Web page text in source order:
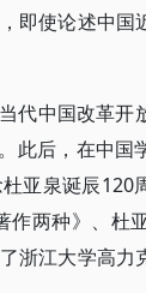
即使论述中国
代中国改革开
此后，在中国
亚泉诞辰120
两种》、杜
浙江大学高